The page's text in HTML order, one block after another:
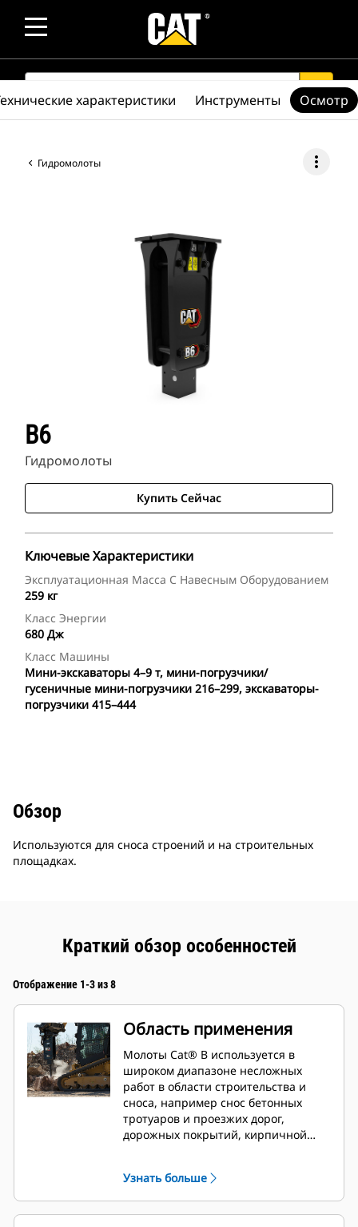
SEARCH search
Гидромолоты more_vert
B6
Гидромолоты
Купить Сейчас
Ключевые Характеристики
Эксплуатационная Масса С Навесным Оборудованием
259 кг
Класс Энергии
680 Дж
Класс Машины
Мини-экскаваторы 4–9 т, мини-погрузчики/
гусеничные мини-погрузчики 216–299, экскаваторы-
погрузчики 415–444
характеристики Инструменты Осмотр
Обзор
Используются для сноса строений и на строительных
площадках.
Краткий обзор особенностей
Отображение 1-3 из 8
Область применения
Молоты Cat® B используется в
широком диапазоне несложных
работ в области строительства и
сноса, например снос бетонных
тротуаров и проезжих дорог,
дорожных покрытий, кирпичной
снятие мерзлой почвы для ремонта
коммунальных сетей.
Узнать больше